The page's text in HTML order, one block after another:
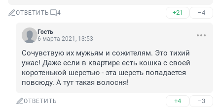
ОТВЕТИТЬ 4 +21 –4
Гость
6 марта 2021, 13:53
Сочувствую их мужьям и сожителям. Это тихий
ужас! Даже если в квартире есть кошка с своей
коротенькой шерстью - эта шерсть попадается
повсюду. А тут такая волосня!
ОТВЕТИТЬ +4 –3